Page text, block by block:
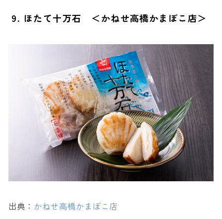
9. ほたて十万石 ＜かねせ高橋かまぼこ店＞
出典： かねせ高橋かまぼこ店